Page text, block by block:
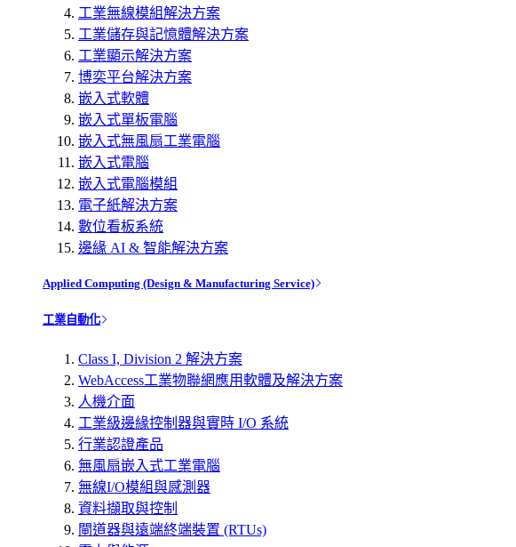
工業無線模組解決方案
工業儲存與記憶體解決方案
工業顯示解決方案
博奕平台解決方案
嵌入式軟體
嵌入式單板電腦
嵌入式無風扇工業電腦
嵌入式電腦
嵌入式電腦模組
電子紙解決方案
數位看板系統
邊緣 AI & 智能解決方案
Applied Computing (Design & Manufacturing Service)
工業自動化
Class I, Division 2 解決方案
WebAccess工業物聯網應用軟體及解決方案
人機介面
工業級邊緣控制器與實時 I/O 系統
行業認證產品
無風扇嵌入式工業電腦
無線I/O模組與感測器
資料擷取與控制
閘道器與遠端終端裝置 (RTUs)